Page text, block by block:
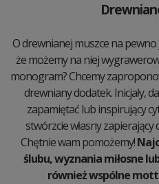
O drewnianej muszce na pewno
że możemy na niej
monogram? Chcemy
drewniany dodatek. Inicjały,
zapamiętać lub inspirujący
stwórzcie własny
Chętnie wam pomożemy!
ślubu, wyznania miłosne
również wspólne